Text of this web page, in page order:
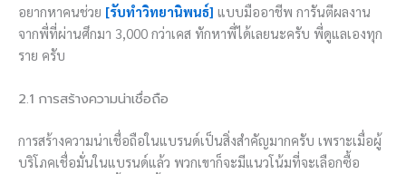
อยากหาคนช่วย [รับทำวิทยานิพนธ์] แบบมืออาชีพ การันตีผลงาน
จากพี่ที่ผ่านศึกมา 3,000 กว่าเคส ทักหาพี่ได้เลยนะครับ พี่ดูแลเองทุก
ราย ครับ
2.1 การสร้างความน่าเชื่อถือ
การสร้างความน่าเชื่อถือในแบรนด์เป็นสิ่งสำคัญมากครับ เพราะเมื่อผู้
บริโภคเชื่อมั่นในแบรนด์แล้ว พวกเขาก็จะมีแนวโน้มที่จะเลือกซื้อ